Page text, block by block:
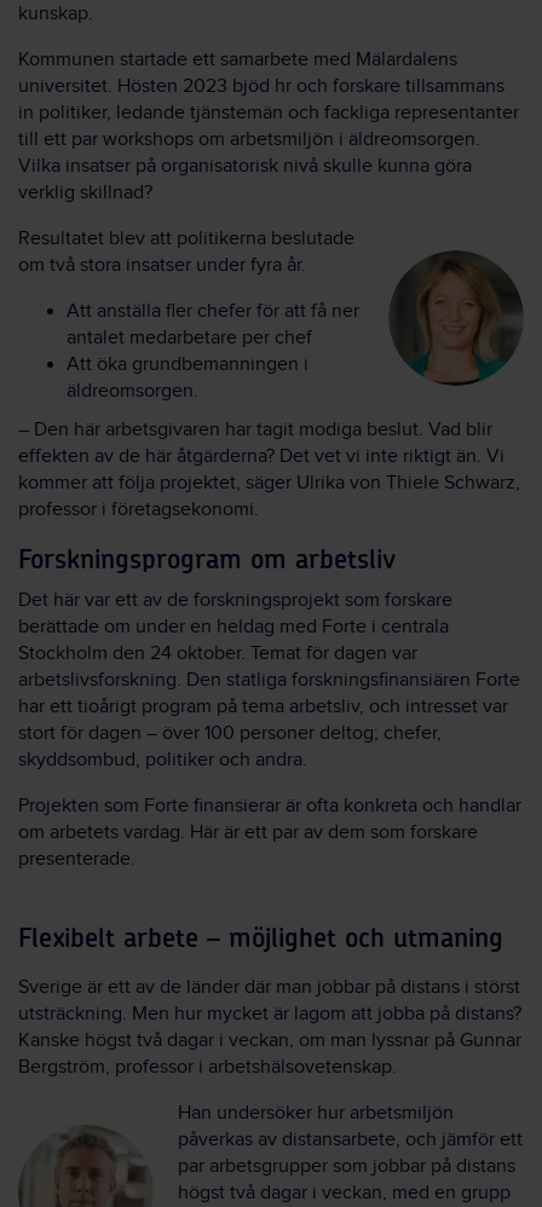
kunskap.
Kommunen startade ett samarbete med Mälardalens
universitet. Hösten 2023 bjöd hr och forskare tillsammans
in politiker, ledande tjänstemän och fackliga representanter
till ett par workshops om arbetsmiljön i äldreomsorgen.
Vilka insatser på organisatorisk nivå skulle kunna göra
verklig skillnad?
Resultatet blev att politikerna beslutade
om två stora insatser under fyra år.
Att anställa fler chefer för att få ner
antalet medarbetare per chef
Att öka grundbemanningen i
äldreomsorgen.
– Den här arbetsgivaren har tagit modiga beslut. Vad blir
effekten av de här åtgärderna? Det vet vi inte riktigt än. Vi
kommer att följa projektet, säger Ulrika von Thiele Schwarz,
professor i företagsekonomi.
Forskningsprogram om arbetsliv
Det här var ett av de forskningsprojekt som forskare
berättade om under en heldag med Forte i centrala
Stockholm den 24 oktober. Temat för dagen var
arbetslivsforskning. Den statliga forskningsfinansiären Forte
har ett tioårigt program på tema arbetsliv, och intresset var
stort för dagen – över 100 personer deltog; chefer,
skyddsombud, politiker och andra.
Projekten som Forte finansierar är ofta konkreta och handlar
om arbetets vardag. Här är ett par av dem som forskare
presenterade.
Flexibelt arbete – möjlighet och utmaning
Sverige är ett av de länder där man jobbar på distans i störst
utsträckning. Men hur mycket är lagom att jobba på distans?
Kanske högst två dagar i veckan, om man lyssnar på Gunnar
Bergström, professor i arbetshälsovetenskap.
Han undersöker hur arbetsmiljön
påverkas av distansarbete, och jämför ett
par arbetsgrupper som jobbar på distans
högst två dagar i veckan, med en grupp